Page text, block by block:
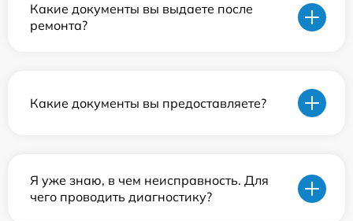
Какие документы вы выдаете после
ремонта?
Какие документы вы предоставляете?
Я уже знаю, в чем неисправность. Для
чего проводить диагностику?